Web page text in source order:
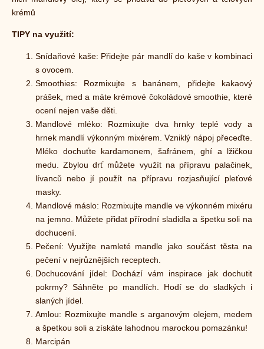
krémů
TIPY na využití:
Snídaňové kaše: Přidejte pár mandlí do kaše v kombinaci
s ovocem.
Smoothies: Rozmixujte s banánem, přidejte kakaový
prášek, med a máte krémové čokoládové smoothie, které
ocení nejen vaše děti.
Mandlové mléko: Rozmixujte dva hrnky teplé vody a
hrnek mandlí výkonným mixérem. Vzniklý nápoj přeceďte.
Mléko dochuťte kardamonem, šafránem, ghí a lžičkou
medu. Zbylou drť můžete využít na přípravu palačinek,
lívanců nebo jí použít na přípravu rozjasňující pleťové
masky.
Mandlové máslo: Rozmixujte mandle ve výkonném mixéru
na jemno. Můžete přidat přírodní sladidla a špetku soli na
dochucení.
Pečení: Využijte namleté mandle jako součást těsta na
pečení v nejrůznějších receptech.
Dochucování jídel: Dochází vám inspirace jak dochutit
pokrmy? Sáhněte po mandlích. Hodí se do sladkých i
slaných jídel.
Amlou: Rozmixujte mandle s arganovým olejem, medem
a špetkou soli a získáte lahodnou marockou pomazánku!
Marcipán